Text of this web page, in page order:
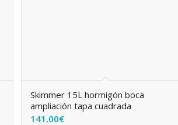
Skimmer 15L hormigón boca
ampliación tapa cuadrada
141,00€